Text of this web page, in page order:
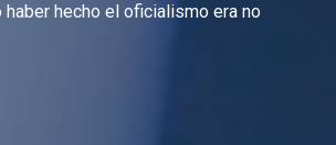
hecho el oficialismo era no